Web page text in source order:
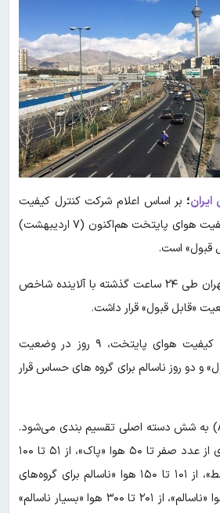
؛ بر اساس اعلام شرکت کنترل کیفیت
هوای تهران، میانگین کیفیت هوای پایتخت هم‌اکنون‌ (۷ اردیبهشت)
میانگین کیفیت هوای تهران طی ۲۴ ساعت گذشته با آلاینده شاخص
از ابتدای امسال تاکنون کیفیت هوای پایتخت‌، ۹ روز در وضعیت
قبول» و دو روز ناسالم برای گروه های حساس قرار
شاخص کیفیت هوا (AQI) به شش دسته اصلی تقسیم ‌بندی می‌شود.
بر اساس این تقسیم ‌بندی از عدد صفر تا ۵۰ هوا «پاک»، از ۵۱ تا ۱۰۰
هوا «قابل قبول یا متوسط»، از ۱۰۱ تا ۱۵۰ هوا «ناسالم برای گروه‌های
حساس»، از ۱۵۱ تا ۲۰۰ هوا «ناسالم»، از ۲۰۱ تا ۳۰۰ هوا «بسیار ناسالم»